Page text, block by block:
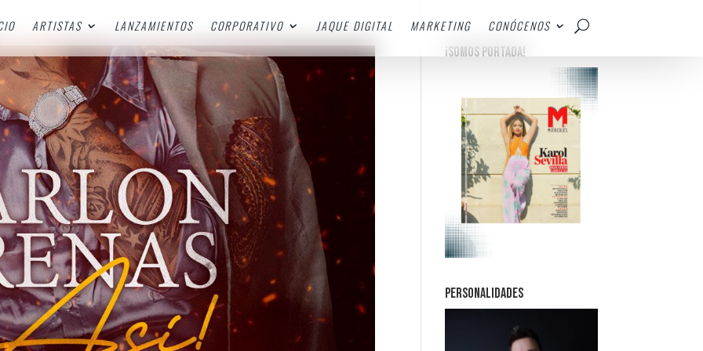
ARTISTAS LANZAMIENTOS CORPORATIVO JAQUE DIGITAL MARKETING
CONÓCENOS
¡SOMOS PORTADA!
PERSONALIDADES